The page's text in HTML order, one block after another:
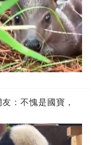
：不愧是國寶，